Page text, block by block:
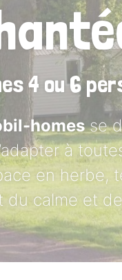
4 ou 6
homesse
à
en herbe,
du calme et